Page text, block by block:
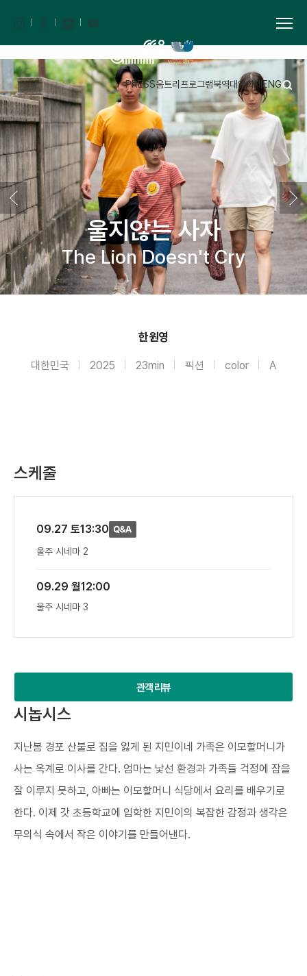
PRESS움트리 프로그램북역대영화제 ENG
울지않는 사자
The Lion Doesn't Cry
한원영
대한민국 2025 23min 픽션 color A
스케줄
09.27 토13:30
울주 시네마 2
09.29 월12:00
울주 시네마 3
관객 리뷰
시놉시스
지난봄 경포 산불로 집을 잃게 된 지민이네 가족은 이모할머니가
사는 옥계로 이사를 간다. 엄마는 낯선 환경과 가족들 걱정에 잠을
잘 이루지 못하고, 아빠는 이모할머니 식당에서 요리를 배우기로
한다. 이제 갓 초등학교에 입학한 지민이의 복잡한 감정과 생각은
무의식 속에서 작은 이야기를 만들어낸다.​